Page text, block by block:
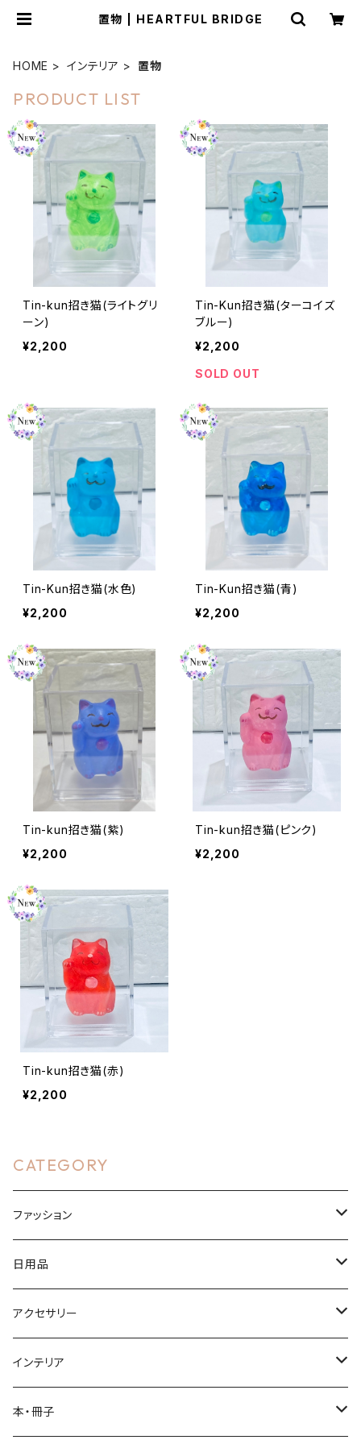
置物 | HEARTFUL BRIDGE
HOME インテリア 置物
PRODUCT LIST
Tin-kun招き猫(ライトグリ
ーン)
¥2,200
Tin-Kun招き猫(ターコイズ
ブルー)
¥2,200
SOLD OUT
Tin-Kun招き猫(水色)
¥2,200
Tin-Kun招き猫(青)
¥2,200
Tin-kun招き猫(紫)
¥2,200
Tin-kun招き猫(ピンク)
¥2,200
Tin-kun招き猫(赤)
¥2,200
CATEGORY
ファッション
Tシャツ・ウェア
ドライTシャツ
ハイクオリティシャツ
バッグ
トートバッグ
日用品
ボトル
サーモステンレスボトル
布製品
風呂敷
文房具
アクセサリー
アクリルグッズ
アクリルキーホルダー
インテリア
アクリルグッズ
本・冊子